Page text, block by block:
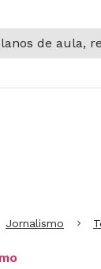
Jornalismo